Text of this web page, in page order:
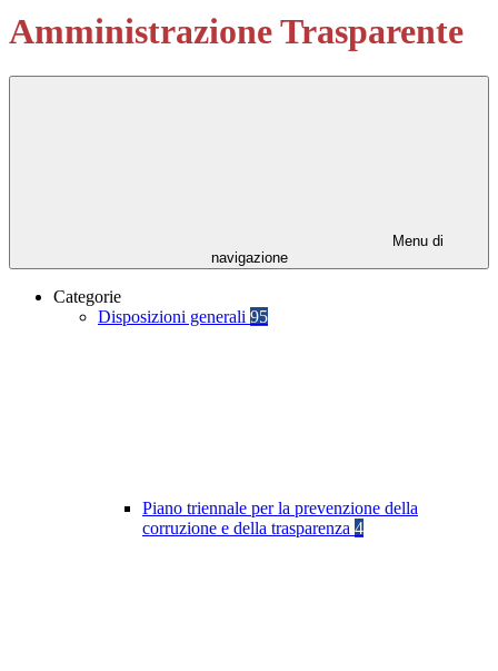
Amministrazione Trasparente
Menu di
navigazione
Categorie
Disposizioni generali 95
Piano triennale per la prevenzione della
corruzione e della trasparenza 4